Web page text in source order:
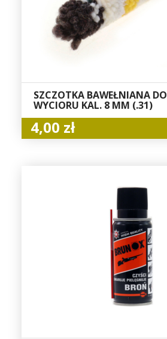
SZCZOTKA BAWEŁNIANA DO
WYCIORU KAL. 8 MM (.31)
4,00 zł